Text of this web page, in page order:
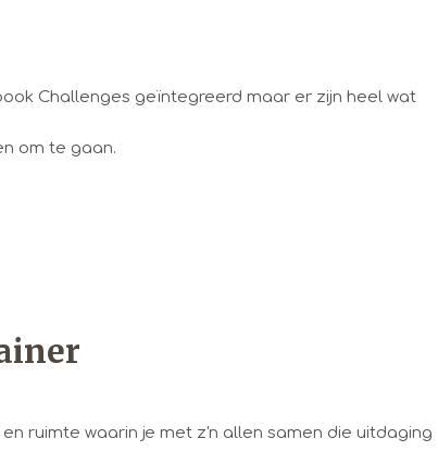
Challenges geïntegreerd maar er zijn heel wat
om te gaan.
ruimte waarin je met z'n allen samen die uitdaging